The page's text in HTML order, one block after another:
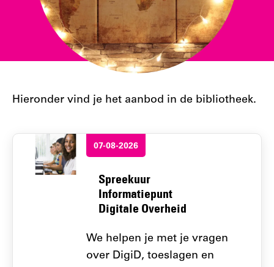
Hieronder vind je het aanbod in de bibliotheek.
07-08-2026
Spreekuur
Informatiepunt
Digitale Overheid
We helpen je met je vragen
over DigiD, toeslagen en